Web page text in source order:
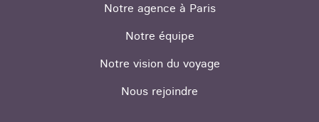
Notre agence à Paris
Notre équipe
Notre vision du voyage
Nous rejoindre